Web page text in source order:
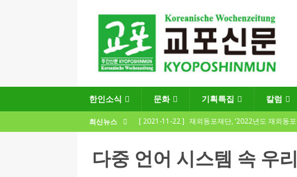
한인소식 문화 기획특집 칼럼
최신뉴스 [ 2021-11-22 ] 재외동포재단, ‘2022년도 재외동
[ 2021-09-24 ]
함부르크한인회
다중 언어 시스템 속 우